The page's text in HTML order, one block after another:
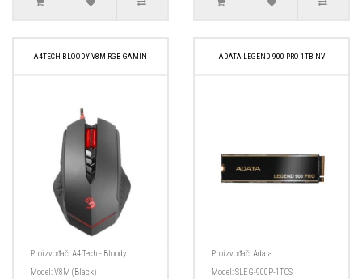
A4TECH BLOODY V8M RGB GAMIN
Proizvođač:A4 Tech - Bloody
Model:V8M (Black)
ADATA LEGEND 900 PRO 1TB NV
Proizvođač:Adata
Model:SLEG-900P-1TCS